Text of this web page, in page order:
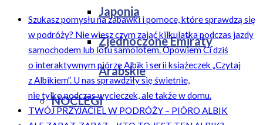
Japonia
Zjednoczone Emiraty
Arabskie
NOCLEGI
Szukasz pomysłu na zabawki i pomoce, które sprawdzą się
w podróży? Nie wiesz czym zająć kilkulatka podczas jazdy
samochodem lub lotu samolotem. Opowiem Ci dziś
o interaktywnym piórze Albik i serii książeczek „Czytaj
z Albikiem”. U nas sprawdziły się świetnie,
nie tylko podczas wycieczek, ale także w domu.
TWÓJ PRZYJACIEL W PODRÓŻY – PIÓRO ALBIK